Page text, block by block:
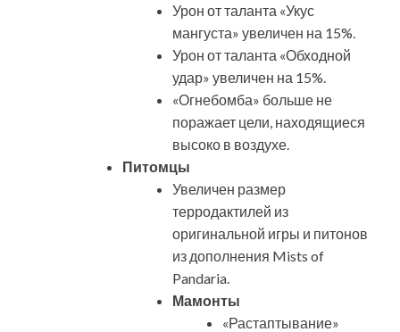
Урон от таланта «Укус
мангуста» увеличен на 15%.
Урон от таланта «Обходной
удар» увеличен на 15%.
«Огнебомба» больше не
поражает цели, находящиеся
высоко в воздухе.
Питомцы
Увеличен размер
терродактилей из
оригинальной игры и питонов
из дополнения Mists of
Pandaria.
Мамонты
«Растаптывание»